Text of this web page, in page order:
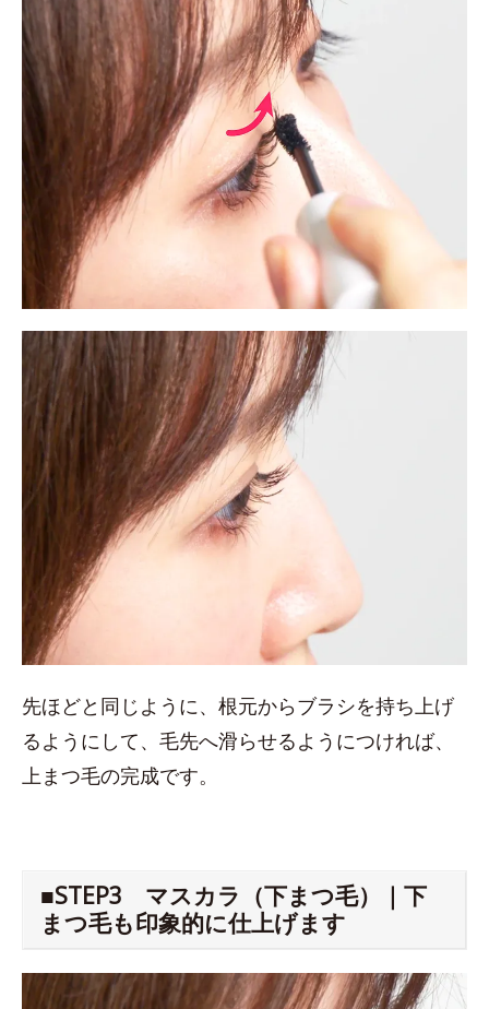
先ほどと同じように、根元からブラシを持ち上げ
るようにして、毛先へ滑らせるようにつければ、
上まつ毛の完成です。
■STEP3 マスカラ（下まつ毛）｜下
まつ毛も印象的に仕上げます